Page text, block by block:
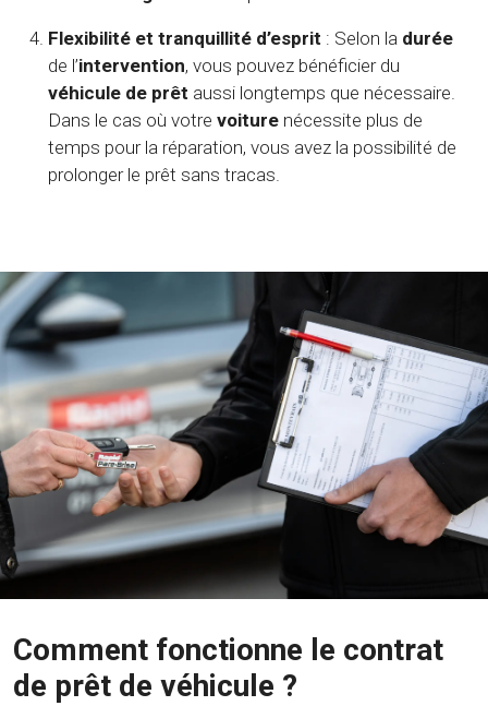
Flexibilité et tranquillité d’esprit : Selon la durée
de l’intervention, vous pouvez bénéficier du
véhicule de prêt aussi longtemps que nécessaire.
Dans le cas où votre voiture nécessite plus de
temps pour la réparation, vous avez la possibilité de
prolonger le prêt sans tracas.
Comment fonctionne le contrat
de prêt de véhicule ?